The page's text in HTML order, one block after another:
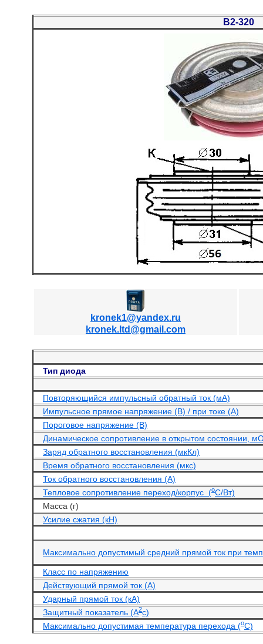
В2-320
kronek1@yandex.ru
kronek.ltd@gmail.com
Тип диода
Повторяющийся импульсный обратный ток (мА)
Импульсное прямое напряжение (В) / при токе (А)
Пороговое напряжение (В)
Динамическое сопротивление в открытом состоянии,
Заряд обратного восстановления (мкКл)
Время обратного восстановления (мкс)
Ток обратного восстановления (А)
Тепловое сопротивление переход/корпус (oС/Вт)
Масса (г)
Усилие сжатия (кН)
Максимально допустимый средний прямой ток при
Класс по напряжению
Действующий прямой ток (А)
Ударный прямой ток (кА)
Защитный показатель (А2с)
Максимально допустимая температура перехода (oС)